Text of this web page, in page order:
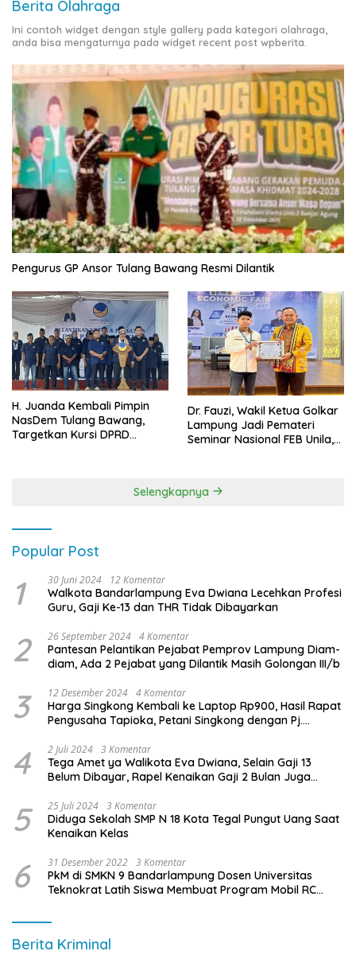
Berita Olahraga
Ini contoh widget dengan style gallery pada kategori olahraga,
anda bisa mengaturnya pada widget recent post wpberita.
Pengurus GP Ansor Tulang Bawang Resmi Dilantik
H. Juanda Kembali Pimpin
NasDem Tulang Bawang,
Targetkan Kursi DPRD
Dr. Fauzi, Wakil Ketua Golkar
Lampung Jadi Pemateri
Seminar Nasional FEB Unila,
Selengkapnya
Popular Post
1 30 Juni 2024 12 Komentar
Walkota Bandarlampung Eva Dwiana Lecehkan Profesi
Guru, Gaji Ke-13 dan THR Tidak Dibayarkan
2 26 September 2024 4 Komentar
Pantesan Pelantikan Pejabat Pemprov Lampung Diam-
diam, Ada 2 Pejabat yang Dilantik Masih Golongan III/b
3 12 Desember 2024 4 Komentar
Harga Singkong Kembali ke Laptop Rp900, Hasil Rapat
Pengusaha Tapioka, Petani Singkong dengan Pj.
4 2 Juli 2024 3 Komentar
Tega Amet ya Walikota Eva Dwiana, Selain Gaji 13
Belum Dibayar, Rapel Kenaikan Gaji 2 Bulan Juga
5 25 Juli 2024 3 Komentar
Diduga Sekolah SMP N 18 Kota Tegal Pungut Uang Saat
Kenaikan Kelas
6 31 Desember 2022 3 Komentar
PkM di SMKN 9 Bandarlampung Dosen Universitas
Teknokrat Latih Siswa Membuat Program Mobil RC
Berita Kriminal